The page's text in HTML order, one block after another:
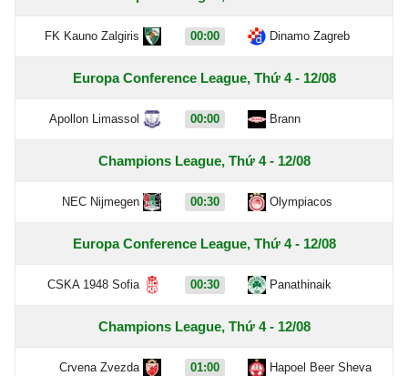
FK Kauno Zalgiris 00:00 Dinamo Zagreb
Europa Conference League, Thứ 4 - 12/08
Apollon Limassol 00:00 Brann
Champions League, Thứ 4 - 12/08
NEC Nijmegen 00:30 Olympiacos
Europa Conference League, Thứ 4 - 12/08
CSKA 1948 Sofia 00:30 Panathinaik
Champions League, Thứ 4 - 12/08
Crvena Zvezda 01:00 Hapoel Beer Sheva